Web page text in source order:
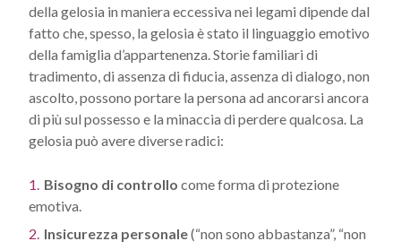
della gelosia in maniera eccessiva nei legami dipende dal
fatto che, spesso, la gelosia è stato il linguaggio emotivo
della famiglia d’appartenenza. Storie familiari di
tradimento, di assenza di fiducia, assenza di dialogo, non
ascolto, possono portare la persona ad ancorarsi ancora
di più sul possesso e la minaccia di perdere qualcosa. La
gelosia può avere diverse radici:
Bisogno di controllo come forma di protezione
emotiva.
Insicurezza personale(“non sono abbastanza”, “non